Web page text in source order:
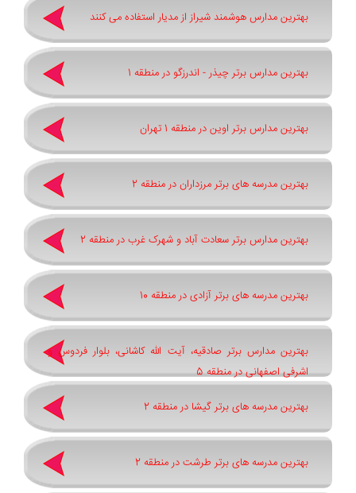
بهترین مدارس هوشمند شیراز از مدیار استفاده می کنند
بهترین مدارس برتر چیذر - اندرزگو در منطقه 1
بهترین مدارس برتر اوین در منطقه 1 تهران
بهترین مدرسه های برتر مرزداران در منطقه 2
بهترین مدارس برتر سعادت آباد و شهرک غرب در منطقه 2
بهترین مدرسه های برتر آزادی در منطقه 10
بهترین مدارس برتر صادقیه، آیت الله کاشانی، بلوار فردوس و
اشرفی اصفهانی در منطقه 5
بهترین مدرسه های برتر گیشا در منطقه 2
بهترین مدرسه های برتر طرشت در منطقه 2